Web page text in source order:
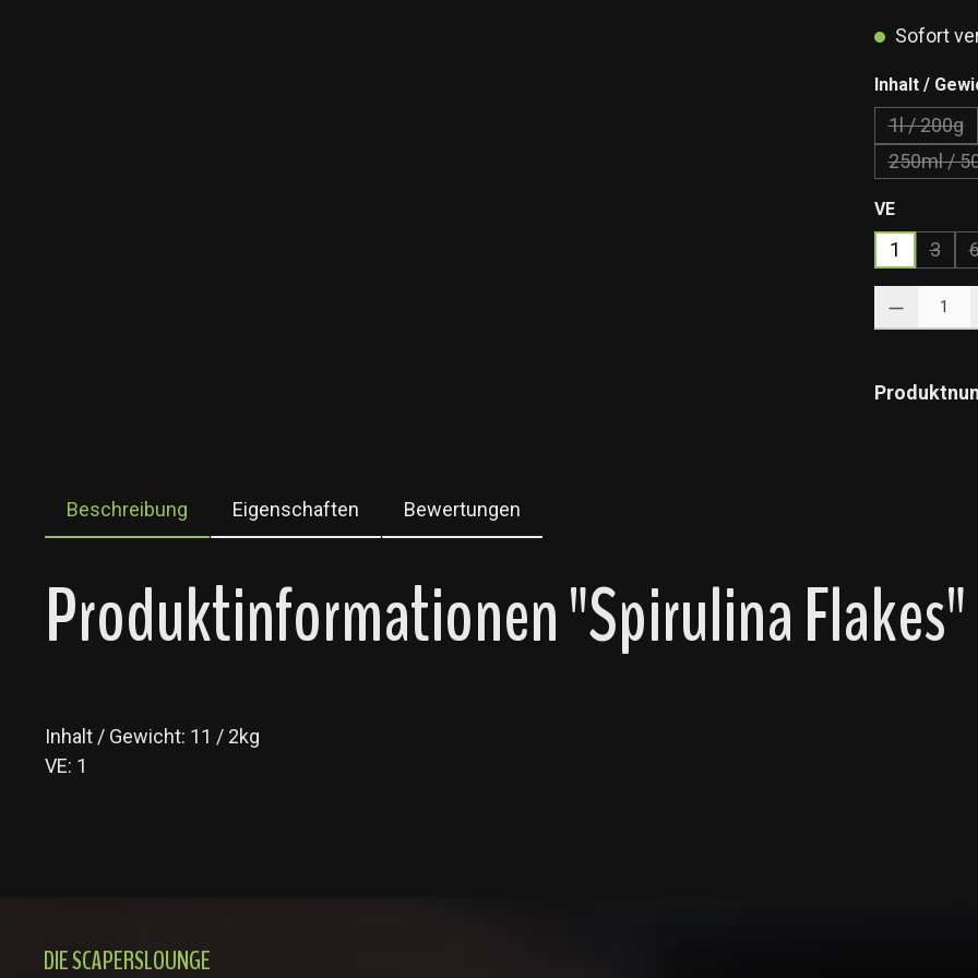
Sofort
Inhalt /
1l / 200g
(Diese
250ml /
VEauswählen
1 3
Beschreibung Eigenschaften Bewertungen
Produktinformationen "Spirulina Flakes"
Inhalt / Gewicht: 11 / 2kg
VE: 1
DIE SCAPERSLOUNGE